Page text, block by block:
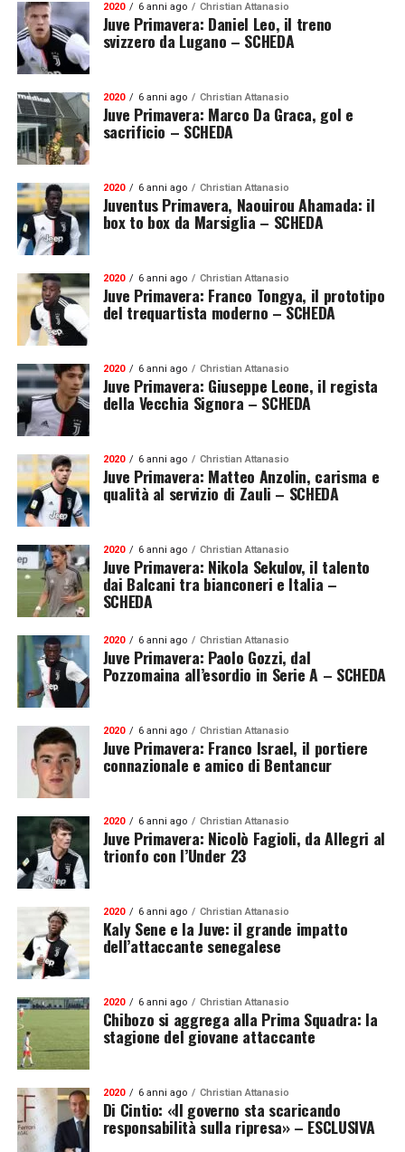
2020 6 anni ago Christian Attanasio
Juve Primavera: Daniel Leo, il treno
svizzero da Lugano – SCHEDA
2020 6 anni ago Christian Attanasio
Juve Primavera: Marco Da Graca, gol e
sacrificio – SCHEDA
2020 6 anni ago Christian Attanasio
Juventus Primavera, Naouirou Ahamada: il
box to box da Marsiglia – SCHEDA
2020 6 anni ago Christian Attanasio
Juve Primavera: Franco Tongya, il prototipo
del trequartista moderno – SCHEDA
2020 6 anni ago Christian Attanasio
Juve Primavera: Giuseppe Leone, il regista
della Vecchia Signora – SCHEDA
2020 6 anni ago Christian Attanasio
Juve Primavera: Matteo Anzolin, carisma e
qualità al servizio di Zauli – SCHEDA
2020 6 anni ago Christian Attanasio
Juve Primavera: Nikola Sekulov, il talento
dai Balcani tra bianconeri e Italia –
SCHEDA
2020 6 anni ago Christian Attanasio
Juve Primavera: Paolo Gozzi, dal
Pozzomaina all’esordio in Serie A – SCHEDA
2020 6 anni ago Christian Attanasio
Juve Primavera: Franco Israel, il portiere
connazionale e amico di Bentancur
2020 6 anni ago Christian Attanasio
Juve Primavera: Nicolò Fagioli, da Allegri al
trionfo con l’Under 23
2020 6 anni ago Christian Attanasio
Kaly Sene e la Juve: il grande impatto
dell’attaccante senegalese
2020 6 anni ago Christian Attanasio
Chibozo si aggrega alla Prima Squadra: la
stagione del giovane attaccante
2020 6 anni ago Christian Attanasio
Di Cintio: «Il governo sta scaricando
responsabilità sulla ripresa» – ESCLUSIVA